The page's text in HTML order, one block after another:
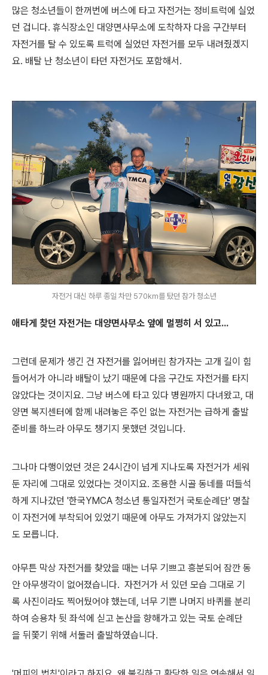
많은 청소년들이 한꺼번에 버스에 타고 자전거는 정비트럭에 실었
던 겁니다. 휴식장소인 대양면사무소에 도착하자 다음 구간부터
자전거를 탈 수 있도록 트럭에 실었던 자전거를 모두 내려줬겠지
요. 배탈 난 청소년이 타던 자전거도 포함해서.
자전거 대신 하루 종일 차만 570km를 탔던 참가 청소년
애타게 찾던 자전거는 대양면사무소 앞에 멀쩡히 서 있고...
그런데 문제가 생긴 건 자전거를 잃어버린 참가자는 고개 길이 힘
들어서가 아니라 배탈이 났기 때문에 다음 구간도 자전거를 타지
않았다는 것이지요. 그냥 버스에 타고 있다 병원까지 다녀왔고, 대
양면 복지센터에 함께 내려놓은 주인 없는 자전거는 급하게 출발
준비를 하느라 아무도 챙기지 못했던 것입니다.
그나마 다행이었던 것은 24시간이 넘게 지나도록 자전거가 세워
둔 자리에 그대로 있었다는 것이지요. 조용한 시골 동네를 떠들석
하게 지나갔던 '한국YMCA 청소년 통일자전거 국토순례단' 명찰
이 자전거에 부착되어 있었기 때문에 아무도 가져가지 않았는지
도 모릅니다.
아무튼 막상 자전거를 찾았을 때는 너무 기쁘고 흥분되어 잠깐 동
안 아무생각이 없어졌습니다. 자전거가 서 있던 모습 그대로 기
록 사진이라도 찍어뒀어야 했는데, 너무 기쁜 나머지 바퀴를 분리
하여 승용차 뒷 좌석에 싣고 논산을 향해가고 있는 국토 순례단
을 뒤쫓기 위해 서둘러 출발하였습니다.